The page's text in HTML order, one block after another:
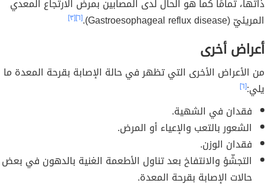
ذاتها، تمامًا كما هو الحال لدى المصابين بمرض الارتجاع المعدي
المريئيّ (Gastroesophageal reflux disease).
[٦] [٣]
أعراض أخرى
من الأعراض الأخرى التي تظهر في حالة الإصابة بقرحة المعدة ما
يلي:[٦]
فقدان في الشهية.
الشعور بالتعب والإعياء أو المرض.
فقدان الوزن.
التجشّؤ والانتفاخ بعد تناول الأطعمة الغنية بالدهون في بعض
حالات الإصابة بقرحة المعدة.